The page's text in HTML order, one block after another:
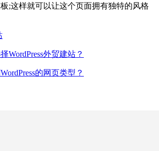
;这样就可以让这个页面拥有独特的风格
WordPress外贸建站？
的网页类型？